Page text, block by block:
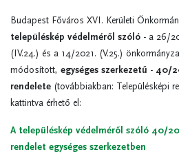
Budapest Főváros XVI. Kerületi
településkép védelméről szóló - a 26/
(IV.24.) és a 14/2021. (V.25.)
módosított, egységes szerkezetű - 40/
rendelete (továbbiakban: Településképi
kattintva érhető el:
A településkép védelméről szóló 40/
rendelet egységes szerkezetben